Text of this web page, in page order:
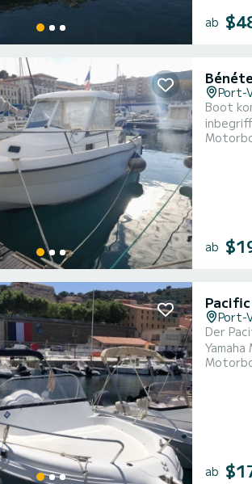
ab
Port-
Boot komplett
ab
Port-
Der
Yamaha Motor. Es
ab